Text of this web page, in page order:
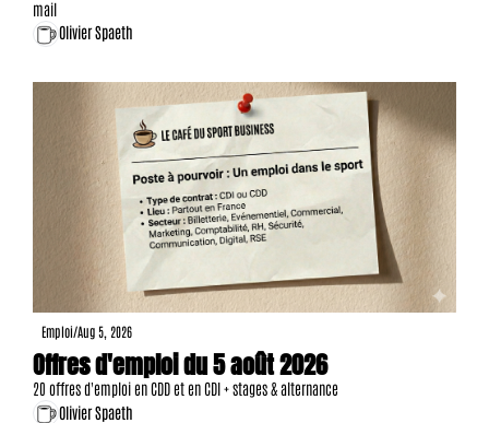
mail
Olivier Spaeth
Emploi/Aug 5, 2026
Offres d'emploi du 5 août 2026
20 offres d'emploi en CDD et en CDI + stages & alternance
Olivier Spaeth